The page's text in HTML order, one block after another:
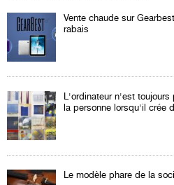
Vente chaude sur
rabais
L'ordinateur n'est
la personne lorsqu'il crée
Le modèle phare de la